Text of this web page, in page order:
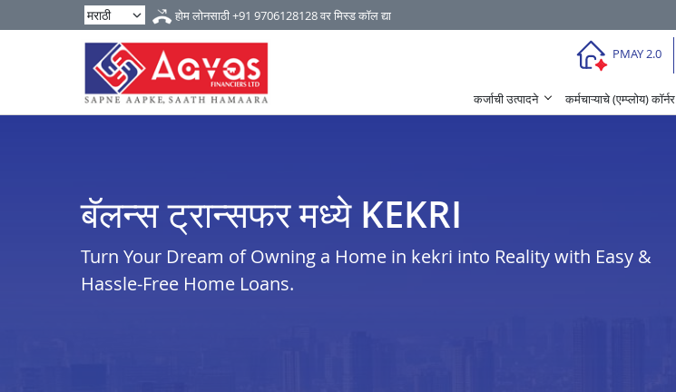
होम लोनसाठी+91 9706128128वर मिस्ड कॉल द्या
PMAY 2.0
कर्जाची उत्पादने कर्मचाऱ्याचे (एम्प्लोय) कॉर्नर
बॅलन्स ट्रान्सफर मध्ये KEKRI
Turn Your Dream of Owning a Home in kekri into Reality with Easy &
Hassle-Free Home Loans.